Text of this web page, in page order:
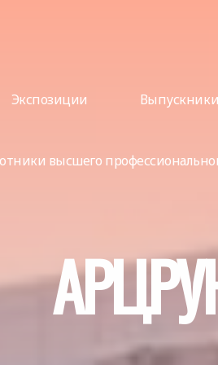
Экспозиции Выпускники
высшего
АРЦРУ